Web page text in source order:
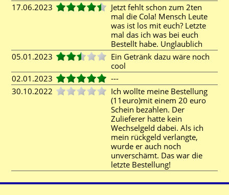
17.06.2023
Jetzt fehlt schon zum 2ten
mal die Cola! Mensch Leute
was ist los mit euch? Letzte
mal das ich was bei euch
Bestellt habe. Unglaublich
05.01.2023
Ein Getränk dazu wäre noch
cool
02.01.2023
---
30.10.2022
Ich wollte meine Bestellung
(11euro)mit einem 20 euro
Schein bezahlen. Der
Zulieferer hatte kein
Wechselgeld dabei. Als ich
mein rückgeld verlangte,
wurde er auch noch
unverschämt. Das war die
letzte Bestellung!